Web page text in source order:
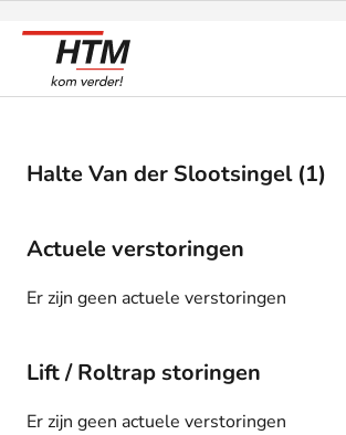
Halte Van der Slootsingel (1)
Actuele verstoringen
Er zijn geen actuele verstoringen
Lift / Roltrap storingen
Er zijn geen actuele verstoringen